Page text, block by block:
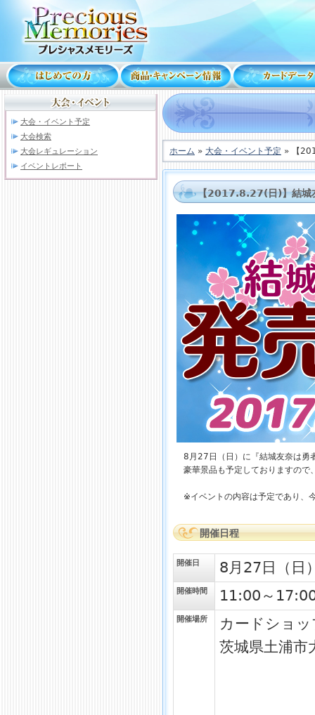
大会・イベント予定
大会検索
大会レギュレーション
イベントレポート
ホーム » 大会・イベント予定 » 【
【2017.8.27(日)】結城
8月27日（日）に『結城友奈は勇
豪華景品も予定しておりますので
※イベントの内容は予定であり、
開催日程
開催日 8月27日（日
開催時間 11:00～
開催場所
カードショ
茨城県土浦